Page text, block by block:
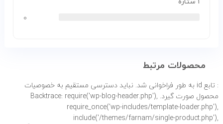
۱ ستاره
۰
محصولات مرتبط
: تابع id به طور
فراخوانی شد. نباید دسترسی مستقیم به خصوصیات
محصول صورت گیرد. Backtrace: require('wp-blog-header.php'),
require_once('wp-includes/template-loader.php'),
include('/themes/farnam/single-product.php'),